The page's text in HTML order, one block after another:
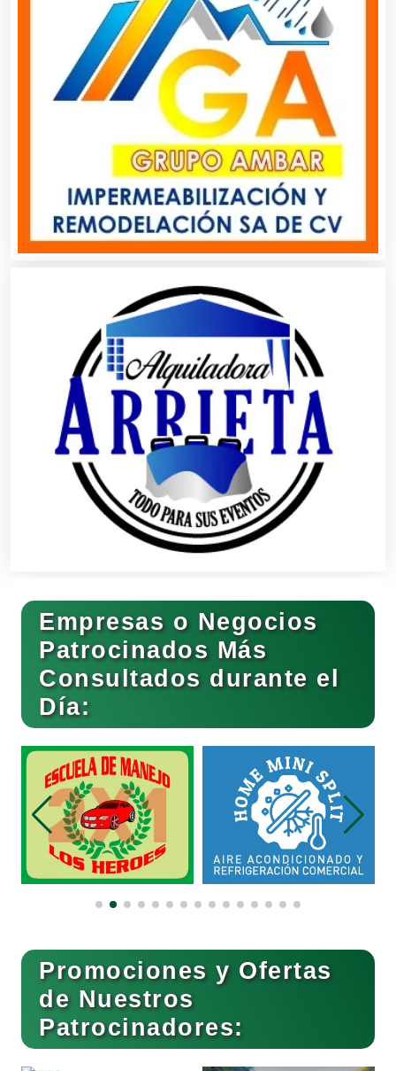
Autobuses
Automatización
Automóviles Nuevos y Usados
Autopartes Eléctricas
Balnearios
Bancos
Banquetes
Bares y Cantinas
Basculas
Bebidas
Belleza
Bordados y Estampados
Boutiques
Buceo
Cafeterías
Empresas o Negocios
Patrocinados Más
Consultados durante el
Día:
Promociones y Ofertas
de Nuestros
Patrocinadores: